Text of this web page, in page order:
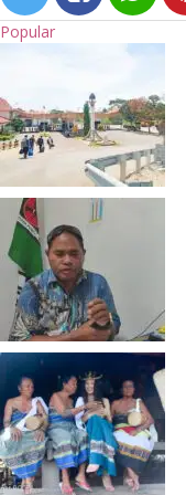
Popular